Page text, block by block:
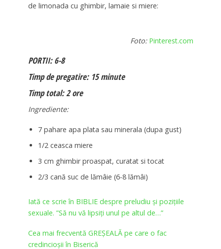
de limonada cu ghimbir, lamaie si miere:
Foto: Pinterest.com
PORTII: 6-8
Timp de pregatire: 15 minute
Timp total: 2 ore
Ingrediente:
7 pahare apa plata sau minerala (dupa gust)
1/2 ceasca miere
3 cm ghimbir proaspat, curatat si tocat
2/3 cană suc de lămâie (6-8 lămâi)
Iată ce scrie în BIBLIE despre preludiu și pozițiile
sexuale. ”Să nu vă lipsiţi unul pe altul de…”
Cea mai frecventă GREȘEALĂ pe care o fac
credincioşii în Biserică